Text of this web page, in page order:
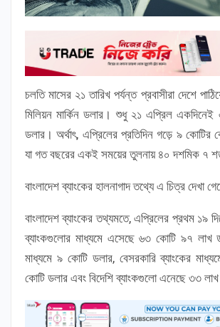
চলতি মাসের ২১ তারিখ পর্যন্ত প্রবাসীরা দেশে
মিলিয়ন মার্কিন ডলার। শুধু ২১ এপ্রিল
ডলার। অর্থাৎ, এপ্রিলের প্রতিদিন গড়ে ৯ কোটির
যা গত বছরের একই সময়ের তুলনায় ৪০ দশমিক ৭
বাংলাদেশ ব্যাংকের হালনাগাদ তথ্যে এ চিত্র দেখা
বাংলাদেশ ব্যাংকের তথ্যমতে, এপ্রিলের প্রথম ১৯
ব্যাংকগুলোর মাধ্যমে এসেছে ৬৩ কোটি ৯৭ লাখ
মাধ্যমে ৯ কোটি ডলার, বেসরকারি ব্যাংকের
কোটি ডলার এবং বিদেশি ব্যাংকগুলো এনেছে ৩৩